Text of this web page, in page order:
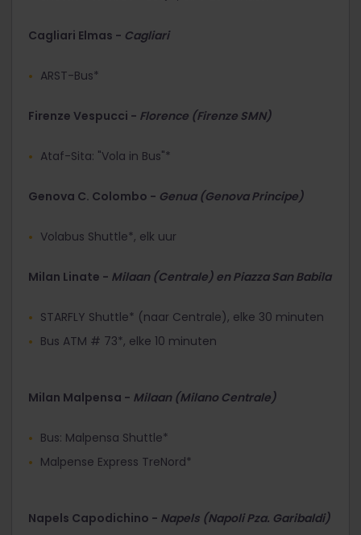
Cagliari Elmas - Cagliari
ARST-Bus*
Firenze Vespucci - Florence (Firenze SMN)
Ataf-Sita: "Vola in Bus"*
Genova C. Colombo - Genua (Genova Principe)
Volabus Shuttle*, elk uur
Milan Linate - Milaan (Centrale) en Piazza San Babila
STARFLY Shuttle* (naar Centrale), elke 30 minuten
Bus ATM # 73*, elke 10 minuten
Milan Malpensa - Milaan (Milano Centrale)
Bus: Malpensa Shuttle*
Malpense Express TreNord*
Napels Capodichino - Napels (Napoli Pza. Garibaldi)